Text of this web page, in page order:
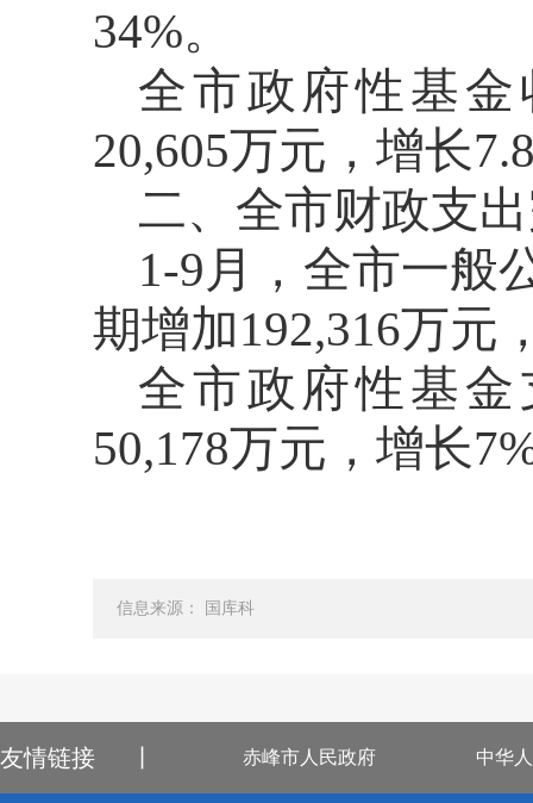
34%。
全市政府性基金
20,605万元， 增长
二、全市财政支
1-9 月
，全市一般
期增加192,316万元
全市政府性基金
50,178万元， 增长7
信息来源： 国库科
友情链接 赤峰市人民政府 中华